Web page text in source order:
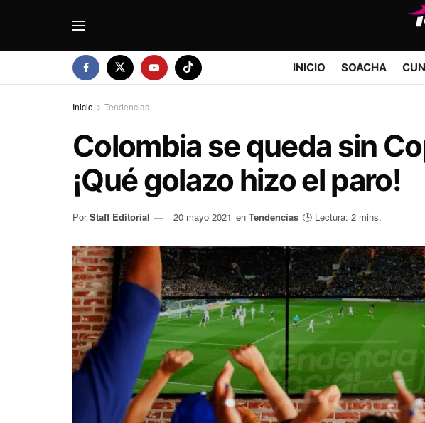
INICIO SOACHA
Inicio Tendencias
Colombia se queda sin
¡Qué golazo hizo el paro!
Por Staff Editorial 20 mayo 2021 en Tendencias 🕒 Lectura: 2 mins.